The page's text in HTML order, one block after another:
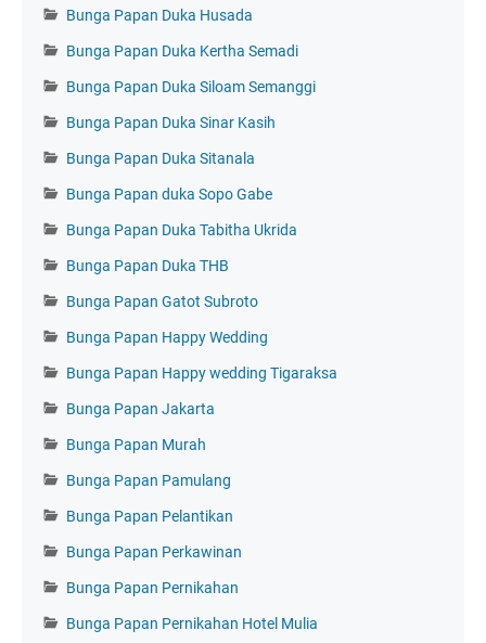
Bunga Papan Duka Husada
Bunga Papan Duka Kertha Semadi
Bunga Papan Duka Siloam Semanggi
Bunga Papan Duka Sinar Kasih
Bunga Papan Duka Sitanala
Bunga Papan duka Sopo Gabe
Bunga Papan Duka Tabitha Ukrida
Bunga Papan Duka THB
Bunga Papan Gatot Subroto
Bunga Papan Happy Wedding
Bunga Papan Happy wedding Tigaraksa
Bunga Papan Jakarta
Bunga Papan Murah
Bunga Papan Pamulang
Bunga Papan Pelantikan
Bunga Papan Perkawinan
Bunga Papan Pernikahan
Bunga Papan Pernikahan Hotel Mulia